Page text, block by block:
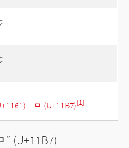
- ᆷ (U+11B7)[1]
“ (U+11B7)